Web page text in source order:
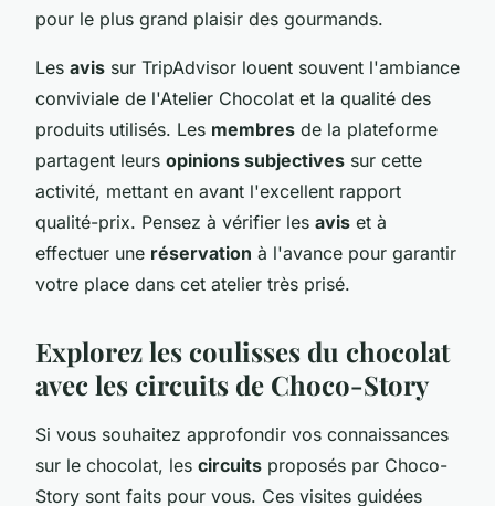
pour le plus grand plaisir des gourmands.
Les avis sur TripAdvisor louent souvent l'ambiance
conviviale de l'Atelier Chocolat et la qualité des
produits utilisés. Les membres de la plateforme
partagent leurs opinions subjectives sur cette
activité, mettant en avant l'excellent rapport
qualité-prix. Pensez à vérifier les avis et à
effectuer une réservation à l'avance pour garantir
votre place dans cet atelier très prisé.
Explorez les coulisses du chocolat
avec les circuits de Choco-Story
Si vous souhaitez approfondir vos connaissances
sur le chocolat, les circuits proposés par Choco-
Story sont faits pour vous. Ces visites guidées